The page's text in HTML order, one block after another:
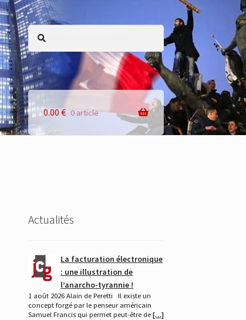
Recherche
pour :
Recherche
0.00 € 0 article
Actualités
La facturation électronique
: une illustration de
l’anarcho-tyrannie !
1 août 2026 Alain de Peretti Il existe un
concept forgé par le penseur américain
Samuel Francis qui permet peut-être de […]